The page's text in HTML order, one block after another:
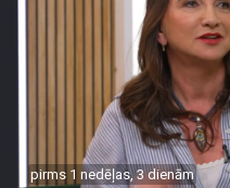
pirms 1 nedēļas, 3 dienām